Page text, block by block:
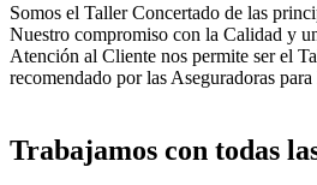
Somos el Taller Concertado de las
Nuestro compromiso con la Calidad y
Atención al Cliente nos permite ser el
recomendado por las Aseguradoras para
Trabajamos con todas